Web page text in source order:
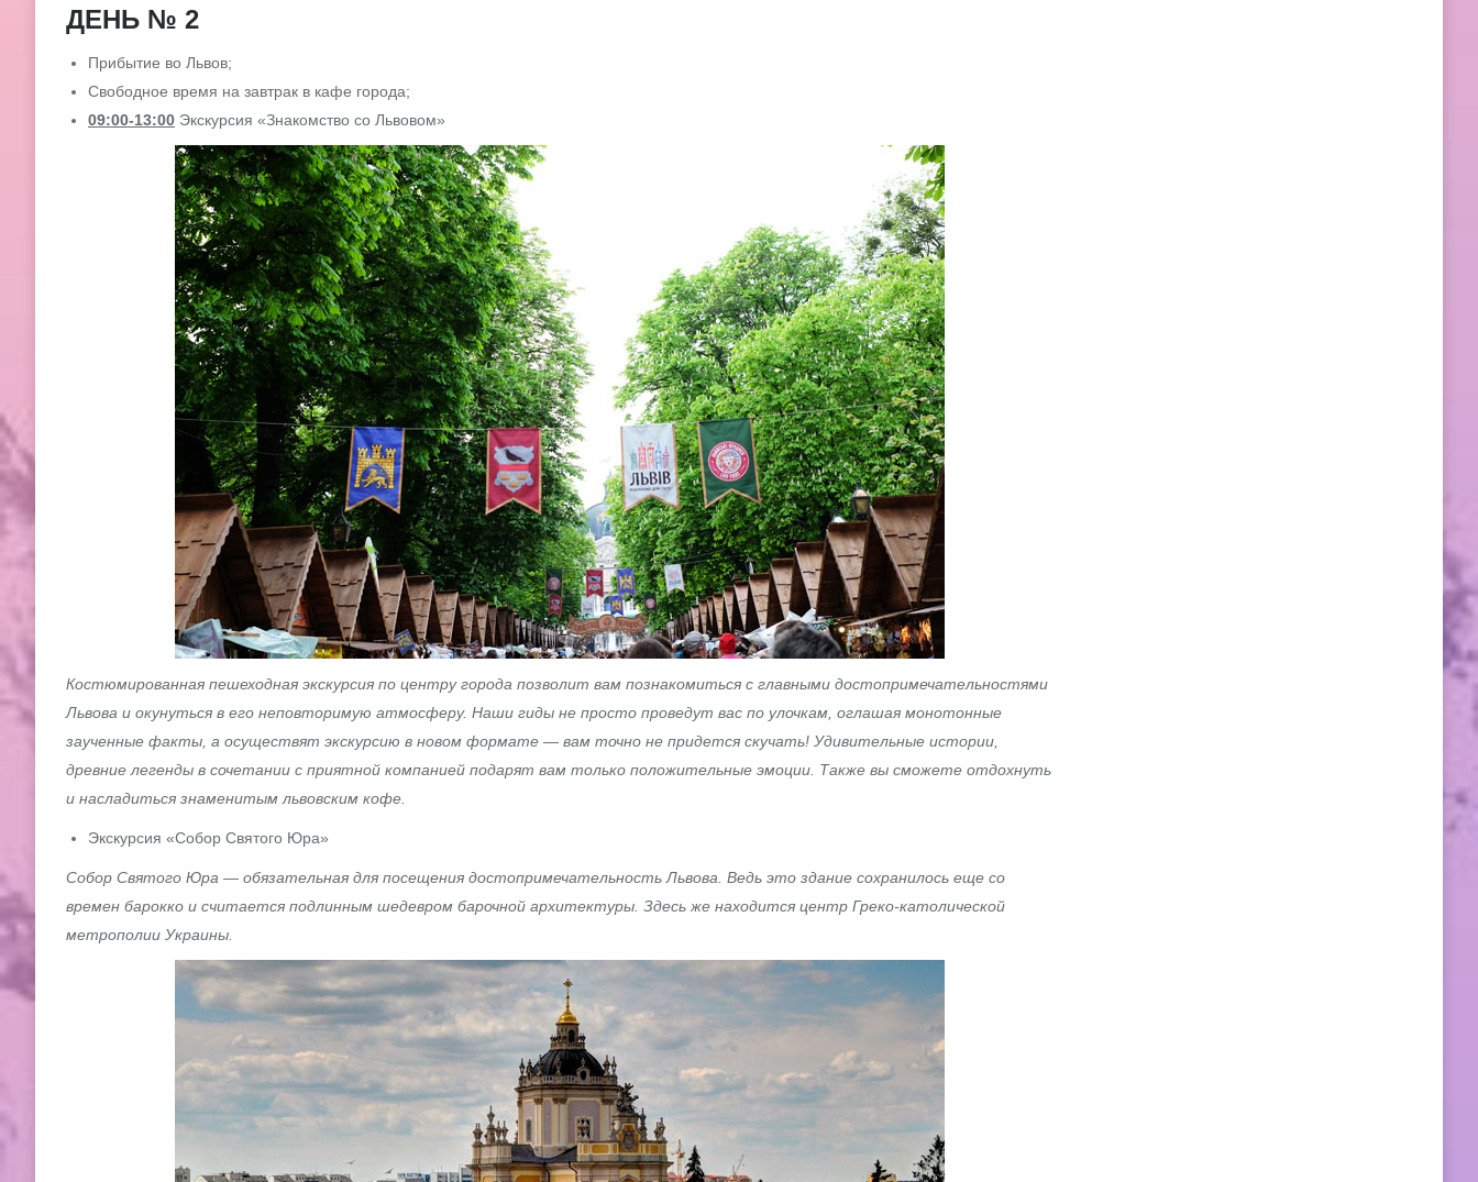
ДЕНЬ № 2
Прибытие во Львов;
Свободное время на завтрак в кафе города;
09:00-13:00 Экскурсия «Знакомство со Львовом»
Костюмированная пешеходная экскурсия по центру города позволит вам познакомиться с главными достопримечательностями
Львова и окунуться в его неповторимую атмосферу. Наши гиды не просто проведут вас по улочкам, оглашая монотонные
заученные факты, а осуществят экскурсию в новом формате — вам точно не придется скучать! Удивительные истории,
древние легенды в сочетании с приятной компанией подарят вам только положительные эмоции. Также вы сможете отдохнуть
и насладиться знаменитым львовским кофе.
Экскурсия «Собор Святого Юра»
Собор Святого Юра — обязательная для посещения достопримечательность Львова. Ведь это здание сохранилось еще со
времен барокко и считается подлинным шедевром барочной архитектуры. Здесь же находится центр Греко-католической
метрополии Украины.